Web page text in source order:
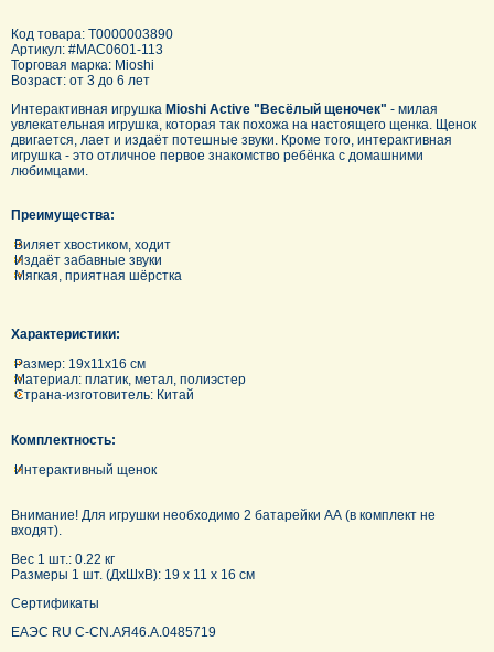
Код товара: T0000003890
Артикул: #MAC0601-113
Торговая марка: Mioshi
Возраст: от 3 до 6 лет
Интерактивная игрушка Mioshi Active "Весёлый щеночек" - милая
увлекательная игрушка, которая так похожа на настоящего щенка. Щенок
двигается, лает и издаёт потешные звуки. Кроме того, интерактивная
игрушка - это отличное первое знакомство ребёнка с домашними
любимцами.
Преимущества:
Виляет хвостиком, ходит
Издаёт забавные звуки
Мягкая, приятная шёрстка
Характеристики:
Размер: 19x11x16 см
Материал: платик, метал, полиэстер
Страна-изготовитель: Китай
Комплектность:
Интерактивный щенок
Внимание! Для игрушки необходимо 2 батарейки АА (в комплект не
входят).
Вес 1 шт.: 0.22 кг
Размеры 1 шт. (ДxШxВ): 19 x 11 x 16 см
Сертификаты
ЕАЭС RU С-CN.АЯ46.А.0485719